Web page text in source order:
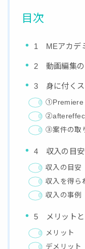
目次
1 MEアカデ
2 動画編集
3 身に付くス
①Premiere
③案件の取
4 収入の目安
収入の目安
収入を得ら
収入の事例
5 メリットと
メリット
デメリット